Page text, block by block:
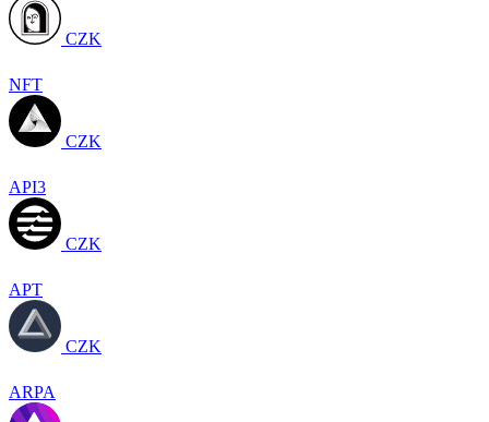
CZK
NFT
CZK
API3
CZK
APT
CZK
ARPA